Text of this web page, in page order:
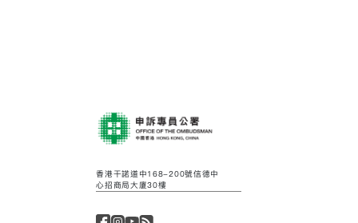
香港干諾道中168-200號信德中
心招商局大廈30樓